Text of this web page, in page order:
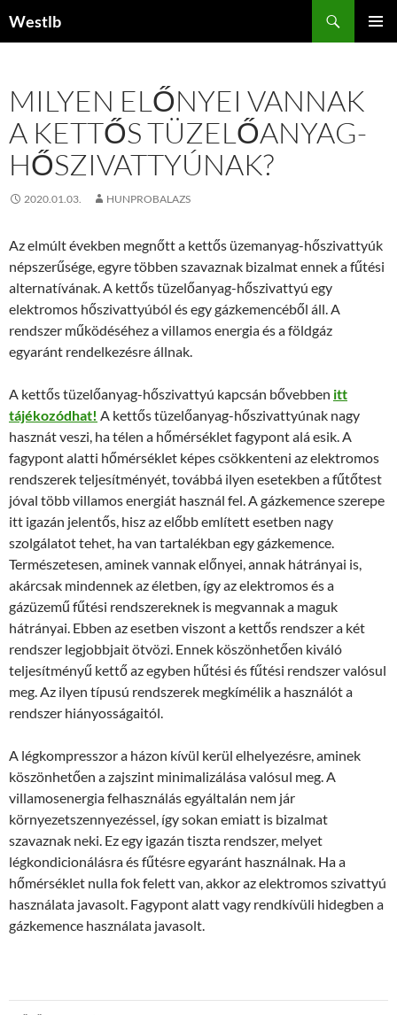
Westlb
MILYEN ELŐNYEI VANNAK
A KETTŐS TÜZELŐANYAG-
HŐSZIVATTYÚNAK?
2020.01.03. HUNPROBALAZS
Az elmúlt években megnőtt a kettős üzemanyag-hőszivattyúk
népszerűsége, egyre többen szavaznak bizalmat ennek a fűtési
alternatívának. A kettős tüzelőanyag-hőszivattyú egy
elektromos hőszivattyúból és egy gázkemencéből áll. A
rendszer működéséhez a villamos energia és a földgáz
egyaránt rendelkezésre állnak.
A kettős tüzelőanyag-hőszivattyú kapcsán bővebben itt
tájékozódhat! A kettős tüzelőanyag-hőszivattyúnak nagy
hasznát veszi, ha télen a hőmérséklet fagypont alá esik. A
fagypont alatti hőmérséklet képes csökkenteni az elektromos
rendszerek teljesítményét, továbbá ilyen esetekben a fűtőtest
jóval több villamos energiát használ fel. A gázkemence szerepe
itt igazán jelentős, hisz az előbb említett esetben nagy
szolgálatot tehet, ha van tartalékban egy gázkemence.
Természetesen, aminek vannak előnyei, annak hátrányai is,
akárcsak mindennek az életben, így az elektromos és a
gázüzemű fűtési rendszereknek is megvannak a maguk
hátrányai. Ebben az esetben viszont a kettős rendszer a két
rendszer legjobbjait ötvözi. Ennek köszönhetően kiváló
teljesítményű kettő az egyben hűtési és fűtési rendszer valósul
meg. Az ilyen típusú rendszerek megkímélik a használót a
rendszer hiányosságaitól.
A légkompresszor a házon kívül kerül elhelyezésre, aminek
köszönhetően a zajszint minimalizálása valósul meg. A
villamosenergia felhasználás egyáltalán nem jár
környezetszennyezéssel, így sokan emiatt is bizalmat
szavaznak neki. Ez egy igazán tiszta rendszer, melyet
légkondicionálásra és fűtésre egyaránt használnak. Ha a
hőmérséklet nulla fok felett van, akkor az elektromos szivattyú
használata javasolt. Fagypont alatt vagy rendkívüli hidegben a
gázkemence használata javasolt.